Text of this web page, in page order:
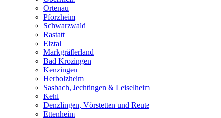
Ortenau
Pforzheim
Schwarzwald
Rastatt
Elztal
Markgräflerland
Bad Krozingen
Kenzingen
Herbolzheim
Sasbach, Jechtingen & Leiselheim
Kehl
Denzlingen, Vörstetten und Reute
Ettenheim